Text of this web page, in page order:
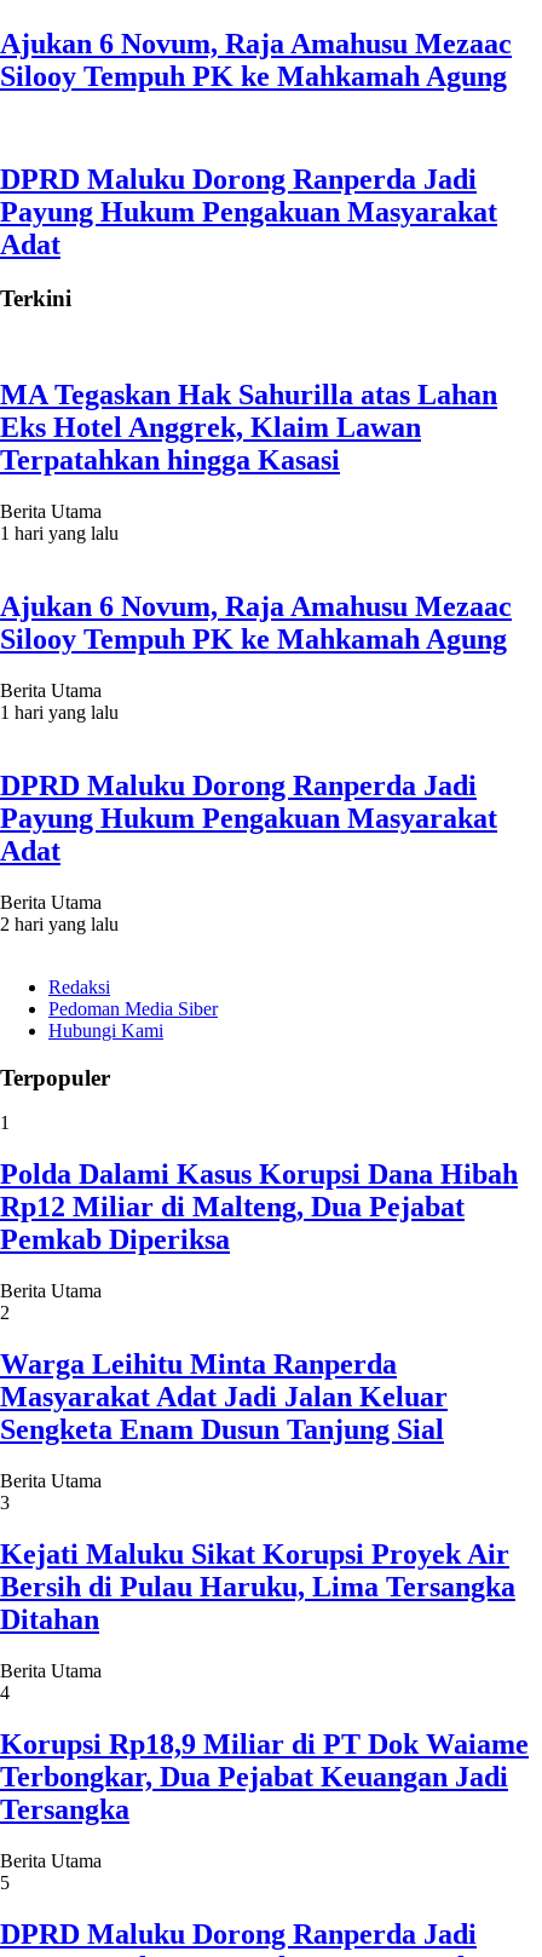
Ajukan 6 Novum, Raja Amahusu Mezaac
Silooy Tempuh PK ke Mahkamah Agung
DPRD Maluku Dorong Ranperda Jadi
Payung Hukum Pengakuan Masyarakat
Adat
Terkini
MA Tegaskan Hak Sahurilla atas Lahan
Eks Hotel Anggrek, Klaim Lawan
Terpatahkan hingga Kasasi
Berita Utama
1 hari yang lalu
Ajukan 6 Novum, Raja Amahusu Mezaac
Silooy Tempuh PK ke Mahkamah Agung
Berita Utama
1 hari yang lalu
DPRD Maluku Dorong Ranperda Jadi
Payung Hukum Pengakuan Masyarakat
Adat
Berita Utama
2 hari yang lalu
Redaksi
Pedoman Media Siber
Hubungi Kami
Terpopuler
1
Polda Dalami Kasus Korupsi Dana Hibah
Rp12 Miliar di Malteng, Dua Pejabat
Pemkab Diperiksa
Berita Utama
2
Warga Leihitu Minta Ranperda
Masyarakat Adat Jadi Jalan Keluar
Sengketa Enam Dusun Tanjung Sial
Berita Utama
3
Kejati Maluku Sikat Korupsi Proyek Air
Bersih di Pulau Haruku, Lima Tersangka
Ditahan
Berita Utama
4
Korupsi Rp18,9 Miliar di PT Dok Waiame
Terbongkar, Dua Pejabat Keuangan Jadi
Tersangka
Berita Utama
5
DPRD Maluku Dorong Ranperda Jadi